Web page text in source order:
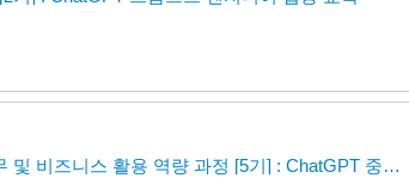
[집체 교육] ChatGPT 업무 및 비즈니스 활용 역량 과정 [5기] : ChatGPT 중심 생성형 AI 현업 적용 실습 교육 (24년 6월10일 개강)